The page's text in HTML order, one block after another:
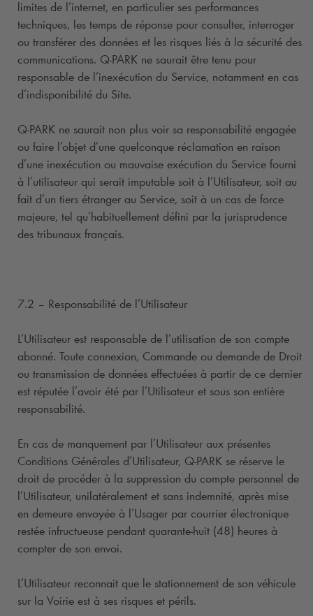
limites de l’internet, en particulier ses performances
techniques, les temps de réponse pour consulter, interroger
ou transférer des données et les risques liés à la sécurité des
communications. Q-PARK ne saurait être tenu pour
responsable de l’inexécution du Service, notamment en cas
d’indisponibilité du Site.
Q-PARK ne saurait non plus voir sa responsabilité engagée
ou faire l’objet d’une quelconque réclamation en raison
d’une inexécution ou mauvaise exécution du Service fourni
à l’utilisateur qui serait imputable soit à l’Utilisateur, soit au
fait d’un tiers étranger au Service, soit à un cas de force
majeure, tel qu’habituellement défini par la jurisprudence
des tribunaux français.
7.2 – Responsabilité de l’Utilisateur
L’Utilisateur est responsable de l’utilisation de son compte
abonné. Toute connexion, Commande ou demande de Droit
ou transmission de données effectuées à partir de ce dernier
est réputée l’avoir été par l’Utilisateur et sous son entière
responsabilité.
En cas de manquement par l’Utilisateur aux présentes
Conditions Générales d’Utilisateur, Q-PARK se réserve le
droit de procéder à la suppression du compte personnel de
l’Utilisateur, unilatéralement et sans indemnité, après mise
en demeure envoyée à l’Usager par courrier électronique
restée infructueuse pendant quarante-huit (48) heures à
compter de son envoi.
L’Utilisateur reconnait que le stationnement de son véhicule
sur la Voirie est à ses risques et périls.